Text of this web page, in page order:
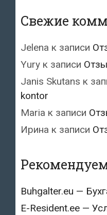
Свежие
Jelena к записи
Yury к записи
Janis Skutans к
kontor
Maria к записи
Ирина к записи
Buhgalter.eu —
E-Resident.ee —